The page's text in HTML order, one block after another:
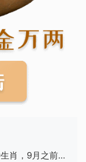
肖，9月之前苦